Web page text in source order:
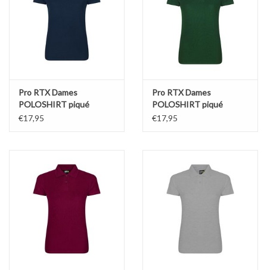
Pro RTX Dames
POLOSHIRT piqué
workwear navy
€17,95
Pro RTX Dames
POLOSHIRT piqué
workwear bosgroen
€17,95